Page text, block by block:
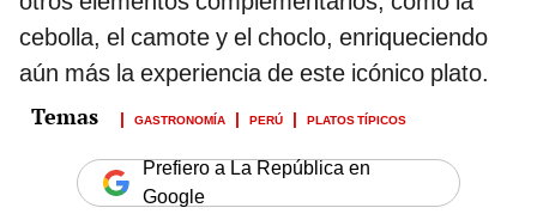
cebolla, el camote y el choclo, enriqueciendo
aún más la experiencia de este icónico plato.
GASTRONOMÍA PERÚ PLATOS TÍPICOS
Prefiero a La República en
Google